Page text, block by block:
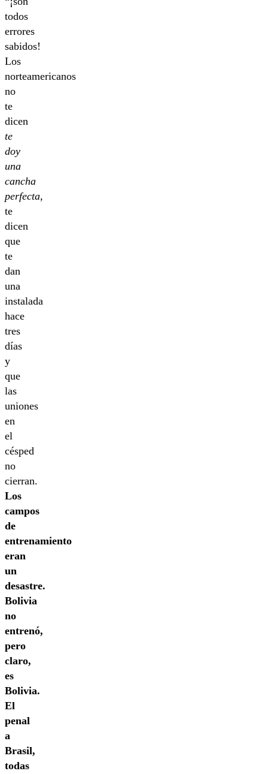
todos
errores
sabidos!
Los
norteamericanos
no
te
dicen
te
doy
una
cancha
perfecta,
te
dicen
que
te
dan
una
instalada
hace
tres
días
y
que
las
uniones
en
el
césped
no
cierran.
Los
campos
de
entrenamiento
eran
un
desastre.
Bolivia
no
entrenó,
pero
claro,
es
Bolivia.
El
penal
a
Brasil,
todas